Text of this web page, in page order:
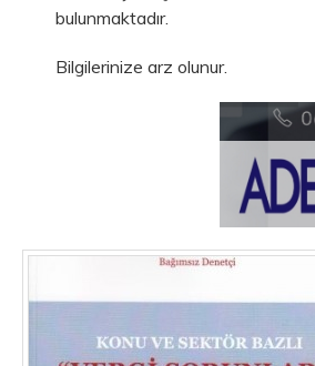
bulunmaktadır.
Bilgilerinize arz olunur.